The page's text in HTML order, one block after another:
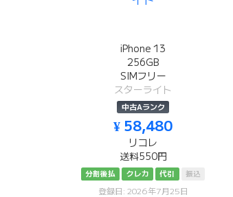
iPhone 13
256GB
SIMフリー
スターライト
中古Aランク
¥ 58,480
リコレ
送料550円
分割後払 クレカ 代引 振込
登録日: 2026年7月25日